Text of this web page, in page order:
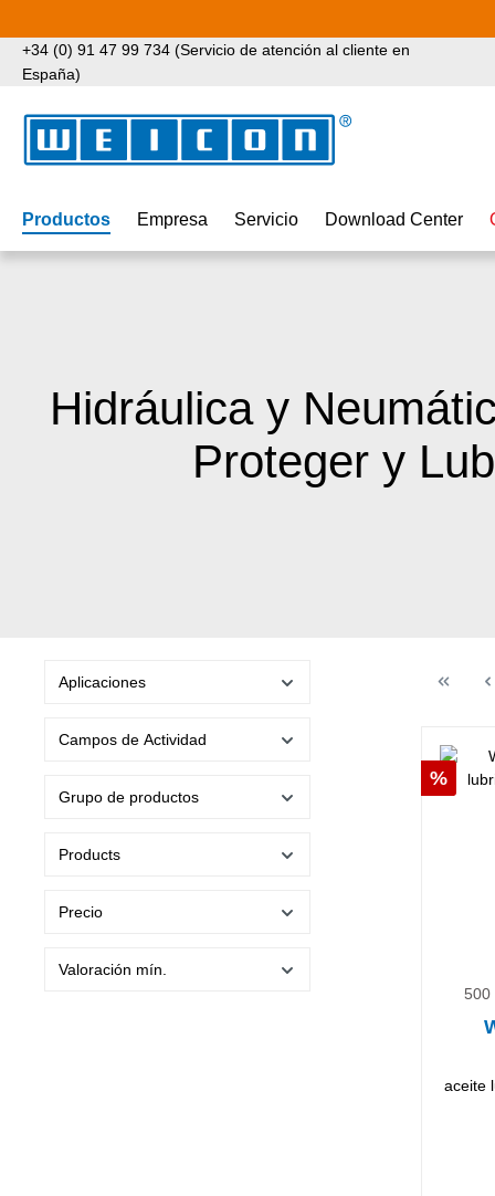
+34 (0) 91 47 99 734 (Servicio de atención al cliente en
España)
Productos Empresa Servicio Download Center
Hidráulica y
Proteger y
Aplicaciones
Campos de Actividad
Grupo de productos
Products
Precio
Valoración mín.
%
500
aceite